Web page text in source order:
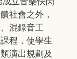
社會之外，
混錄音工
程，使學生
演出規劃及